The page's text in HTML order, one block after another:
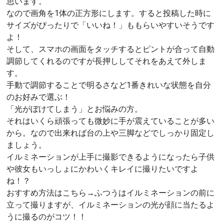
なので画角を1体の正方形にします。すると投稿した時に
サイズがぴったりで「いいね！」ももらいやすいそうです
よ！
そして、スマホの画面をタッチするとピントが合って自動
調節してくれるのですが長押ししてそれをあえて外しま
す。
手動で調節することで明るさなど1番きれいな状態を自分
のお好みで選ぶ！
「光がぼけてしまう」とお悩みの方。
それはいくら頑張っても微妙に手が震えていることが多い
から。なので出来れば台の上や三脚などでしっかり固定し
ましょう。
イルミネーションが上手に撮影できるようになったら子供
や彼女もいっしょにかわいくキレイに撮りたいですよ
ね！？
おすすめ方法はこちら→ふつうはイルミネーションの前に
立って撮りますが、イルミネーションの光が顔に当たるよ
うに撮るのがコツ！！